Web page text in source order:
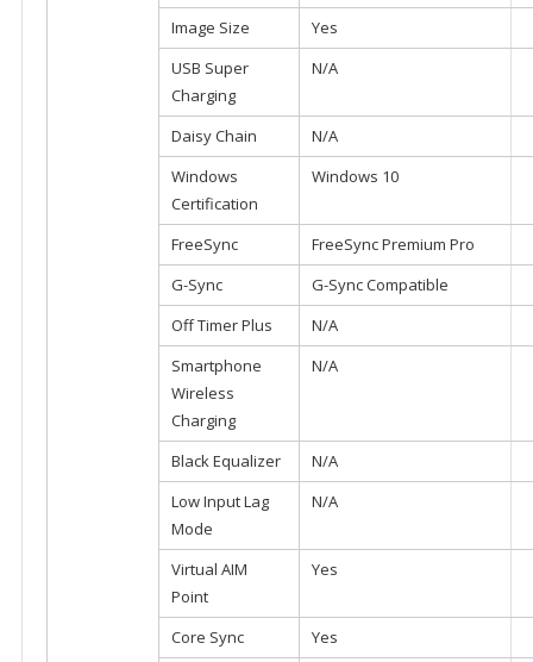
Image Size
Yes
USB Super
Charging
N/A
Daisy Chain
N/A
Windows
Certification
Windows 10
FreeSync
FreeSync Premium Pro
G-Sync
G-Sync Compatible
Off Timer Plus
N/A
Smartphone
Wireless
Charging
N/A
Black Equalizer
N/A
Low Input Lag
Mode
N/A
Virtual AIM
Point
Yes
Core Sync
Yes